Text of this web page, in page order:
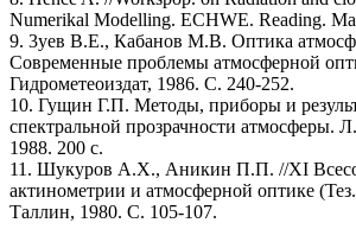
Numerikal Modelling. ECHWE. Reading.
9. 3уeв В.E., Кабанов М.В. Оптика
Современные проблемы атмосферной
Гидрометеоиздат, 1986. С. 240-252.
10. Гущин Г.П. Методы, приборы и
спектральной прозрачности атмосферы.
1988. 200 с.
11. Шукуров А.X., Аникин П.П. //XI
актинометрии и атмосферной оптике
Таллин, 1980. С. 105-107.